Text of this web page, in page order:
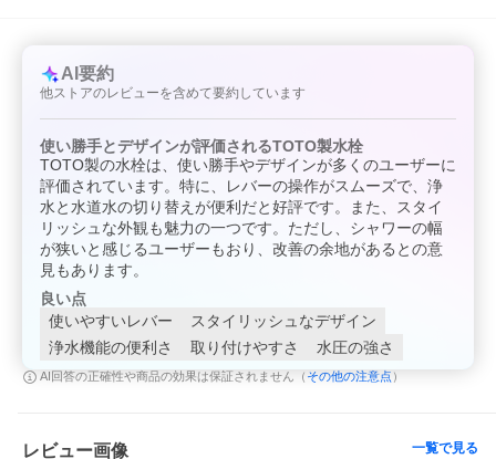
ねますので、予め施工予定日から余裕を持ってご購入下さいます
ようお願い致します。
※当店の他ECショップと在庫を共有しております為、ご注文のタ
イミングによっては
商品をご用意できない可能性がございます。予めご了承くださ
いますようお願い申し上げます。
※あす楽商品と同時にメーカーお取り寄せ商品をご注文されてい
る場合は、
お取り寄せ商品入荷後の発送となり、あす楽対象外となります
のでご了承ください。
***********************************************************
AI要約
他ストアのレビューを含めて要約しています
使い勝手とデザインが評価されるTOTO製水栓
TOTO製の水栓は、使い勝手やデザインが多くのユーザーに
評価されています。特に、レバーの操作がスムーズで、浄
水と水道水の切り替えが便利だと好評です。また、スタイ
リッシュな外観も魅力の一つです。ただし、シャワーの幅
が狭いと感じるユーザーもおり、改善の余地があるとの意
見もあります。
良い点
使いやすいレバー
スタイリッシュなデザイン
浄水機能の便利さ
取り付けやすさ 水圧の強さ
AI回答の正確性や商品の効果は保証されません（ その他の注意点 ）
レビュー画像 一覧で見る